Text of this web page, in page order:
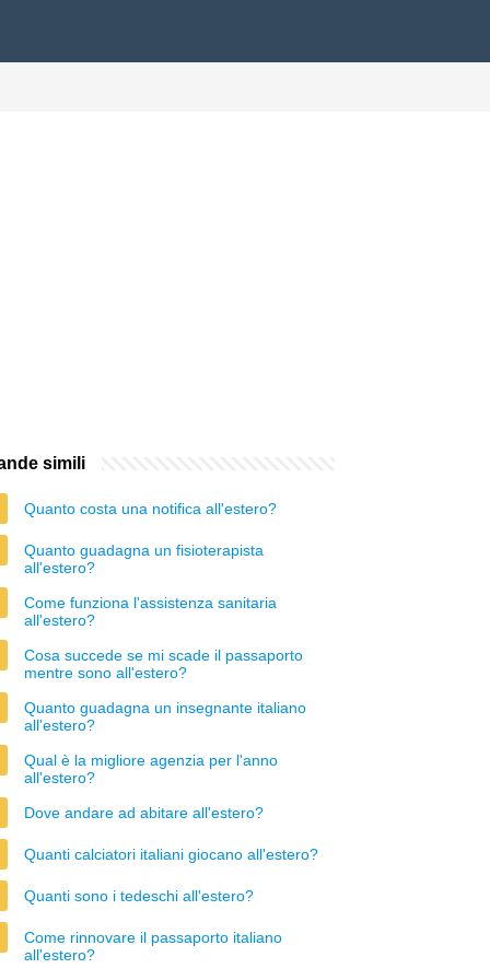
simili
Quanto costa una notifica all'estero?
Quanto guadagna un fisioterapista
all'estero?
Come funziona l'assistenza sanitaria
all'estero?
Cosa succede se mi scade il passaporto
mentre sono all'estero?
Quanto guadagna un insegnante italiano
all'estero?
Qual è la migliore agenzia per l'anno
all'estero?
Dove andare ad abitare all'estero?
Quanti calciatori italiani giocano all'estero?
Quanti sono i tedeschi all'estero?
Come rinnovare il passaporto italiano
all'estero?